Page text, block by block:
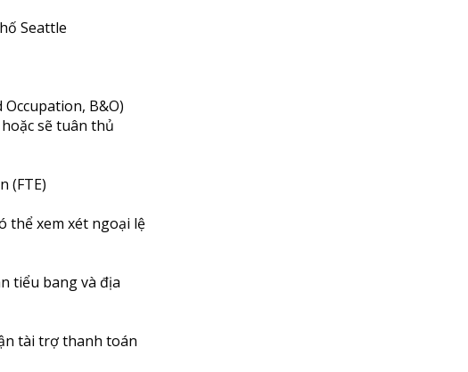
Seattle
B&O)
sẽ tuân thủ
(FTE)
thể xem xét ngoại lệ
tiểu bang và địa
tài trợ thanh toán